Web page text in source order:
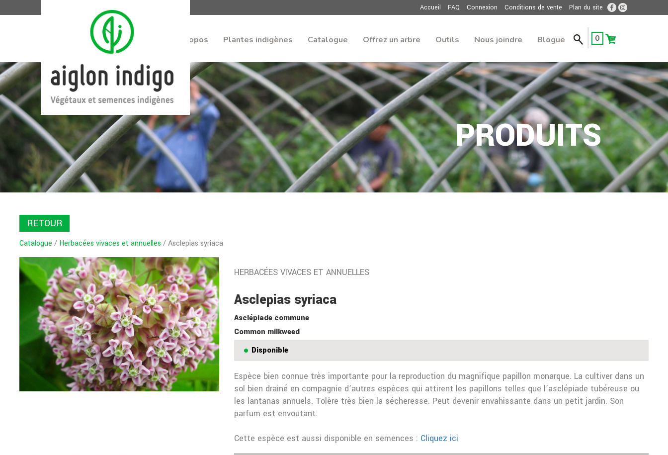
Accueil FAQ Connexion Conditions de vente Plan du site
À propos Plantes indigènes Catalogue Offrez un arbre Outils Nous joindre Blogue 0
PRODUITS
RETOUR
Catalogue / Herbacées vivaces et annuelles / Asclepias syriaca
HERBACÉES VIVACES ET ANNUELLES
Asclepias syriaca
Asclépiade commune
Common milkweed
Disponible
Espèce bien connue très importante pour la reproduction du magnifique papillon monarque. La cultiver dans un
sol bien drainé en compagnie d’autres espèces qui attirent les papillons telles que l’asclépiade tubéreuse ou
les lantanas annuels. Tolère très bien la sécheresse. Peut devenir envahissante dans un petit jardin. Son
parfum est envoutant.
Cette espèce est aussi disponible en semences : Cliquez ici